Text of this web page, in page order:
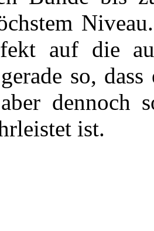
auf die
so,
dennoch
ist.